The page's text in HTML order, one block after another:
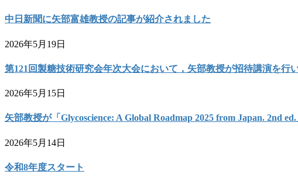
中日新聞に矢部富雄教授の記事が紹介されました
2026年5月19日
第121回製糖技術研究会年次大会において，矢部教授が招待講演を行
2026年5月15日
矢部教授が「Glycoscience: A Global Roadmap 2025 from Japan. 2nd
2026年5月14日
令和8年度スタート